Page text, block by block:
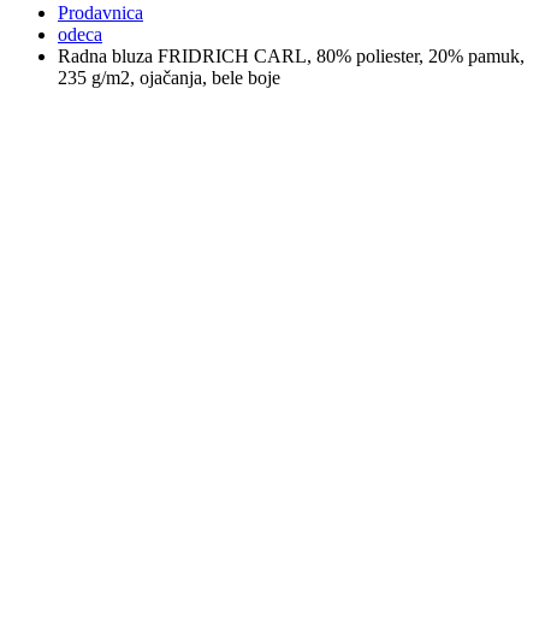
Prodavnica
odeca
Radna bluza FRIDRICH CARL, 80% poliester, 20% pamuk,
235 g/m2, ojačanja, bele boje